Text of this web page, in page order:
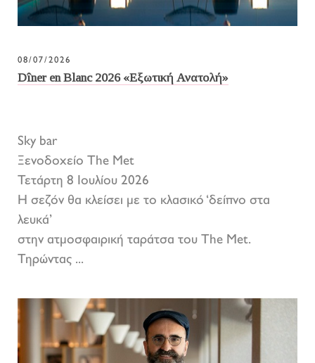
08/07/2026
Dîner en Blanc 2026 «Εξωτική Ανατολή»
Sky bar
Ξενοδοχείο The Met
Τετάρτη 8 Ιουλίου 2026
Η σεζόν θα κλείσει με το κλασικό ‘δείπνο στα
λευκά’
στην ατμοσφαιρική ταράτσα του The Met.
Τηρώντας ...